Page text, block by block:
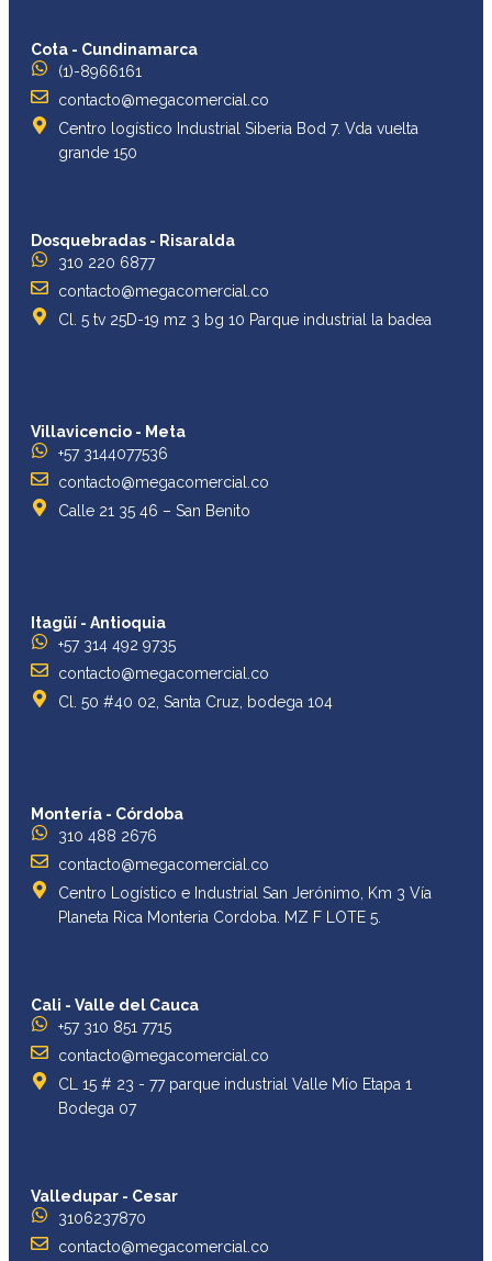
Cota - Cundinamarca
(1)-8966161
contacto@megacomercial.co
Centro logístico Industrial Siberia Bod 7. Vda vuelta
grande 150
Dosquebradas - Risaralda
310 220 6877
contacto@megacomercial.co
Cl. 5 tv 25D-19 mz 3 bg 10 Parque industrial la badea
Villavicencio - Meta
+57 3144077536
contacto@megacomercial.co
Calle 21 35 46 – San Benito
Itagüí - Antioquia
+57 314 492 9735
contacto@megacomercial.co
Cl. 50 #40 02, Santa Cruz, bodega 104
Montería - Córdoba
310 488 2676
contacto@megacomercial.co
Centro Logístico e Industrial San Jerónimo, Km 3 Vía
Planeta Rica Monteria Cordoba. MZ F LOTE 5.
Cali - Valle del Cauca
+57 310 851 7715
contacto@megacomercial.co
CL 15 # 23 - 77 parque industrial Valle Mío Etapa 1
Bodega 07
Valledupar - Cesar
3106237870
contacto@megacomercial.co